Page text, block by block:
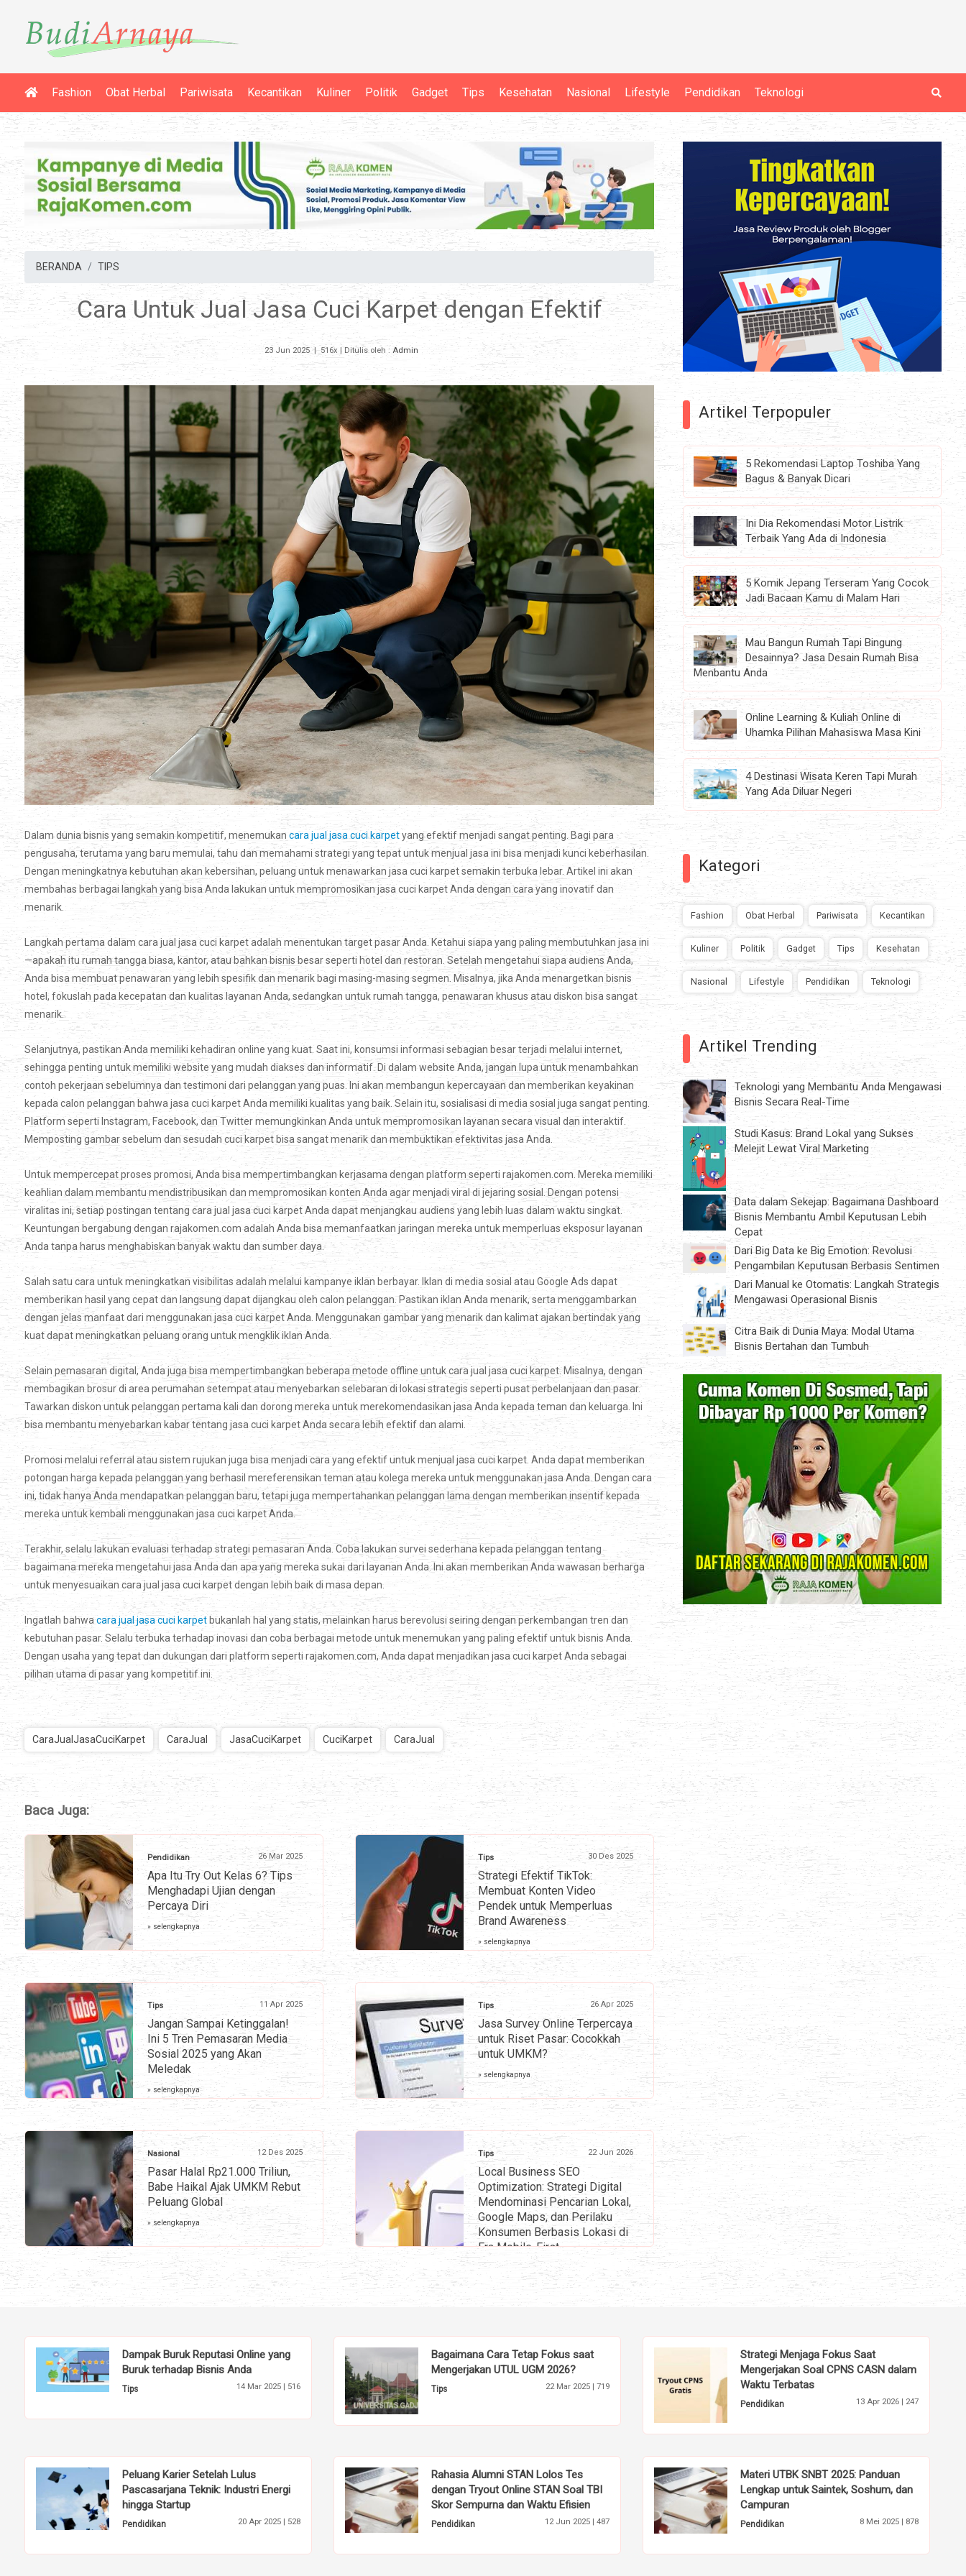
Fashion Obat Herbal Pariwisata Kecantikan Kuliner Politik Gadget Tips Kesehatan Nasional Lifestyle Pendidikan Teknologi
BERANDA TIPS
Cara Untuk Jual Jasa Cuci Karpet dengan Efektif
23 Jun 2025| 516x | Ditulis oleh : Admin
Dalam dunia bisnis yang semakin kompetitif, menemukan cara jual jasa cuci karpetyang efektif menjadi sangat penting. Bagi para
pengusaha, terutama yang baru memulai, tahu dan memahami strategi yang tepat untuk menjual jasa ini bisa menjadi kunci keberhasilan.
Dengan meningkatnya kebutuhan akan kebersihan, peluang untuk menawarkan jasa cuci karpet semakin terbuka lebar. Artikel ini akan
membahas berbagai langkah yang bisa Anda lakukan untuk mempromosikan jasa cuci karpet Anda dengan cara yang inovatif dan
menarik.
Langkah pertama dalam cara jual jasa cuci karpet adalah menentukan target pasar Anda. Ketahui siapa yang paling membutuhkan jasa ini
—apakah itu rumah tangga biasa, kantor, atau bahkan bisnis besar seperti hotel dan restoran. Setelah mengetahui siapa audiens Anda,
Anda bisa membuat penawaran yang lebih spesifik dan menarik bagi masing-masing segmen. Misalnya, jika Anda menargetkan bisnis
hotel, fokuslah pada kecepatan dan kualitas layanan Anda, sedangkan untuk rumah tangga, penawaran khusus atau diskon bisa sangat
menarik.
Selanjutnya, pastikan Anda memiliki kehadiran online yang kuat. Saat ini, konsumsi informasi sebagian besar terjadi melalui internet,
sehingga penting untuk memiliki website yang mudah diakses dan informatif. Di dalam website Anda, jangan lupa untuk menambahkan
contoh pekerjaan sebelumnya dan testimoni dari pelanggan yang puas. Ini akan membangun kepercayaan dan memberikan keyakinan
kepada calon pelanggan bahwa jasa cuci karpet Anda memiliki kualitas yang baik. Selain itu, sosialisasi di media sosial juga sangat penting.
Platform seperti Instagram, Facebook, dan Twitter memungkinkan Anda untuk mempromosikan layanan secara visual dan interaktif.
Memposting gambar sebelum dan sesudah cuci karpet bisa sangat menarik dan membuktikan efektivitas jasa Anda.
Untuk mempercepat proses promosi, Anda bisa mempertimbangkan kerjasama dengan platform seperti rajakomen.com. Mereka memiliki
keahlian dalam membantu mendistribusikan dan mempromosikan konten Anda agar menjadi viral di jejaring sosial. Dengan potensi
viralitas ini, setiap postingan tentang cara jual jasa cuci karpet Anda dapat menjangkau audiens yang lebih luas dalam waktu singkat.
Keuntungan bergabung dengan rajakomen.com adalah Anda bisa memanfaatkan jaringan mereka untuk memperluas eksposur layanan
Anda tanpa harus menghabiskan banyak waktu dan sumber daya.
Salah satu cara untuk meningkatkan visibilitas adalah melalui kampanye iklan berbayar. Iklan di media sosial atau Google Ads dapat
memberikan hasil yang cepat dan langsung dapat dijangkau oleh calon pelanggan. Pastikan iklan Anda menarik, serta menggambarkan
dengan jelas manfaat dari menggunakan jasa cuci karpet Anda. Menggunakan gambar yang menarik dan kalimat ajakan bertindak yang
kuat dapat meningkatkan peluang orang untuk mengklik iklan Anda.
Selain pemasaran digital, Anda juga bisa mempertimbangkan beberapa metode offline untuk cara jual jasa cuci karpet. Misalnya, dengan
membagikan brosur di area perumahan setempat atau menyebarkan selebaran di lokasi strategis seperti pusat perbelanjaan dan pasar.
Tawarkan diskon untuk pelanggan pertama kali dan dorong mereka untuk merekomendasikan jasa Anda kepada teman dan keluarga. Ini
bisa membantu menyebarkan kabar tentang jasa cuci karpet Anda secara lebih efektif dan alami.
Promosi melalui referral atau sistem rujukan juga bisa menjadi cara yang efektif untuk menjual jasa cuci karpet. Anda dapat memberikan
potongan harga kepada pelanggan yang berhasil mereferensikan teman atau kolega mereka untuk menggunakan jasa Anda. Dengan cara
ini, tidak hanya Anda mendapatkan pelanggan baru, tetapi juga mempertahankan pelanggan lama dengan memberikan insentif kepada
mereka untuk kembali menggunakan jasa cuci karpet Anda.
Terakhir, selalu lakukan evaluasi terhadap strategi pemasaran Anda. Coba lakukan survei sederhana kepada pelanggan tentang
bagaimana mereka mengetahui jasa Anda dan apa yang mereka sukai dari layanan Anda. Ini akan memberikan Anda wawasan berharga
untuk menyesuaikan cara jual jasa cuci karpet dengan lebih baik di masa depan.
Ingatlah bahwa cara jual jasa cuci karpet bukanlah hal yang statis, melainkan harus berevolusi seiring dengan perkembangan tren dan
kebutuhan pasar. Selalu terbuka terhadap inovasi dan coba berbagai metode untuk menemukan yang paling efektif untuk bisnis Anda.
Dengan usaha yang tepat dan dukungan dari platform seperti rajakomen.com, Anda dapat menjadikan jasa cuci karpet Anda sebagai
pilihan utama di pasar yang kompetitif ini.
CaraJualJasaCuciKarpet CaraJual JasaCuciKarpet CuciKarpet CaraJual
Baca Juga:
Pendidikan 26 Mar 2025
Apa Itu Try Out Kelas 6? Tips
Menghadapi Ujian dengan
Percaya Diri
» selengkapnya
Tips 30 Des 2025
Strategi Efektif TikTok:
Membuat Konten Video
Pendek untuk Memperluas
Brand Awareness
» selengkapnya
Tips 11 Apr 2025
Jangan Sampai Ketinggalan!
Ini 5 Tren Pemasaran Media
Sosial 2025 yang Akan
Meledak
» selengkapnya
Tips 26 Apr 2025
Jasa Survey Online Terpercaya
untuk Riset Pasar: Cocokkah
untuk UMKM?
» selengkapnya
Nasional 12 Des 2025
Pasar Halal Rp21.000 Triliun,
Babe Haikal Ajak UMKM Rebut
Peluang Global
» selengkapnya
Tips 22 Jun 2026
Local Business SEO
Optimization: Strategi Digital
Mendominasi Pencarian Lokal,
Google Maps, dan Perilaku
Konsumen Berbasis Lokasi di
Era Mobile-First
Artikel Terpopuler
5 Rekomendasi Laptop Toshiba Yang
Bagus & Banyak Dicari
Ini Dia Rekomendasi Motor Listrik
Terbaik Yang Ada di Indonesia
5 Komik Jepang Terseram Yang Cocok
Jadi Bacaan Kamu di Malam Hari
Mau Bangun Rumah Tapi Bingung
Desainnya? Jasa Desain Rumah Bisa
Menbantu Anda
Online Learning & Kuliah Online di
Uhamka Pilihan Mahasiswa Masa Kini
4 Destinasi Wisata Keren Tapi Murah
Yang Ada Diluar Negeri
Kategori
Fashion Obat Herbal Pariwisata Kecantikan
Kuliner Politik Gadget Tips Kesehatan
Nasional Lifestyle Pendidikan Teknologi
Artikel Trending
Teknologi yang Membantu Anda Mengawasi
Bisnis Secara Real-Time
Studi Kasus: Brand Lokal yang Sukses
Melejit Lewat Viral Marketing
Data dalam Sekejap: Bagaimana Dashboard
Bisnis Membantu Ambil Keputusan Lebih
Cepat
Dari Big Data ke Big Emotion: Revolusi
Pengambilan Keputusan Berbasis Sentimen
Dari Manual ke Otomatis: Langkah Strategis
Mengawasi Operasional Bisnis
Citra Baik di Dunia Maya: Modal Utama
Bisnis Bertahan dan Tumbuh
Dampak Buruk Reputasi Online yang
Buruk terhadap Bisnis Anda
Tips 14 Mar 2025 | 516
Bagaimana Cara Tetap Fokus saat
Mengerjakan UTUL UGM 2026?
Tips 22 Mar 2025 | 719
Strategi Menjaga Fokus Saat
Mengerjakan Soal CPNS CASN dalam
Waktu Terbatas
Pendidikan 13 Apr 2026 | 247
Peluang Karier Setelah Lulus
Pascasarjana Teknik: Industri Energi
hingga Startup
Pendidikan 20 Apr 2025 | 528
Rahasia Alumni STAN Lolos Tes
dengan Tryout Online STAN Soal TBI
Skor Sempurna dan Waktu Efisien
Pendidikan 12 Jun 2025 | 487
Materi UTBK SNBT 2025: Panduan
Lengkap untuk Saintek, Soshum, dan
Campuran
Pendidikan 8 Mei 2025 | 878